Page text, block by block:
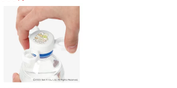
ー飲料 フタ 軽いチカラ
で開けられる 簡単に開け
られる 便利グッズ サポ
ート ユニバーサル リラ
ックマ コリラックマ キ
イロイトリ Rilakkuma レ
ディース キッズ 女性 子
供 病院 入院 介護 日本製